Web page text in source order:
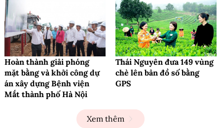
Hoàn thành giải phóng
mặt bằng và khởi công dự
án xây dựng Bệnh viện
Mắt thành phố Hà Nội
Thái Nguyên đưa 149 vùng
chè lên bản đồ số bằng
GPS
Xem thêm